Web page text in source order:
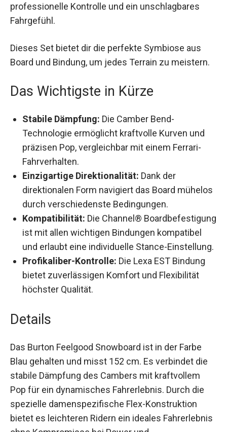
bietet professionelle Kontrolle und ein
unschlagbares Fahrgefühl.
Dieses Set bietet dir die perfekte Symbiose aus
Board und Bindung, um jedes Terrain zu
Stabile Dämpfung:Die Camber Bend-
Technologie ermöglicht kraftvolle Kurven und
präzisen Pop, vergleichbar mit einem Ferrari-
Fahrverhalten.
Einzigartige Direktionalität:Dank der
direktionalen Form navigiert das Board
mühelos durch verschiedenste Bedingungen.
Kompatibilität:Die Channel®
Boardbefestigung ist mit allen wichtigen
Bindungen kompatibel und erlaubt eine
individuelle Stance-Einstellung.
Profikaliber-Kontrolle:
höchster Qualität.
Details
Das Burton Feelgood Snowboard ist in der Farbe
Blau gehalten und misst 152 cm. Es verbindet die
stabile Dämpfung des Cambers mit kraftvollem
Pop für ein dynamisches Fahrerlebnis. Durch die